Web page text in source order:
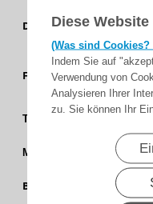
Diese
(Was sind
Indem Sie auf
Verwendung von
Analysieren Ihrer
zu. Sie können Ihr
Dessingruppe
Farbgruppe
Blau
Transparenz 4 %
Matrieal
Bahnbreite
(69,7)